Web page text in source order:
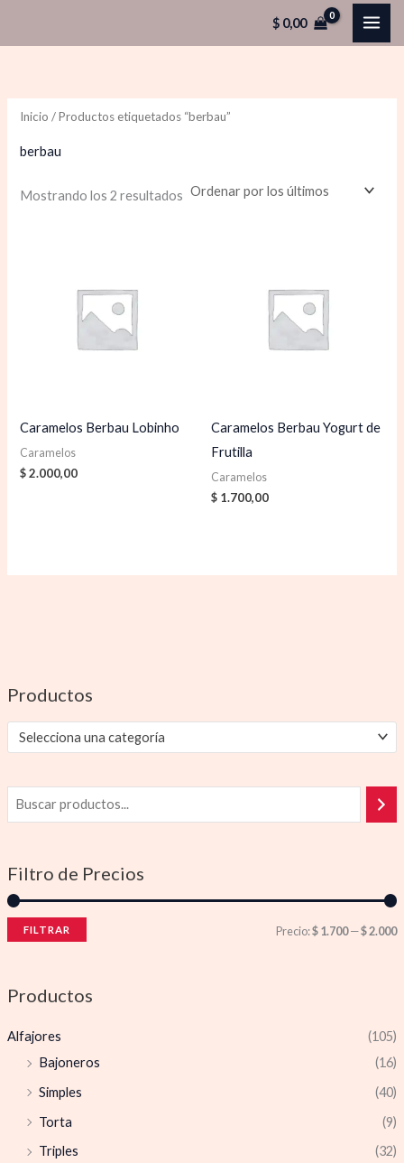
$0,00
Productos
Selecciona una categoría
Filtro de Precios
FILTRAR Precio:$ 1.700—$ 2.000
Productos
Alfajores
(105)
Bajoneros
(16)
Simples
(40)
Torta
(9)
Triples
(32)
Inicio / Productos etiquetados “berbau”
berbau
Mostrando los 2 resultados
últimos
Caramelos Berbau Lobinho
Caramelos
$2.000,00
Caramelos Berbau Yogurt de
Frutilla
Caramelos
$ 1.700,00